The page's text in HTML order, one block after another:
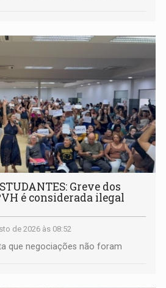
Greve dos
é considerada ilegal
de 2026 às 08:52
que negociações não foram